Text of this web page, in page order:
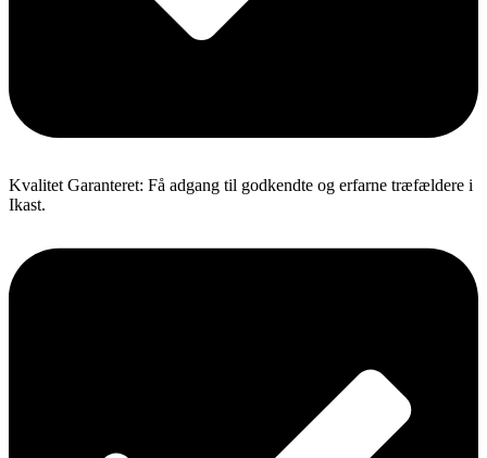
Kvalitet Garanteret: Få adgang til godkendte og erfarne træfældere i
Ikast.